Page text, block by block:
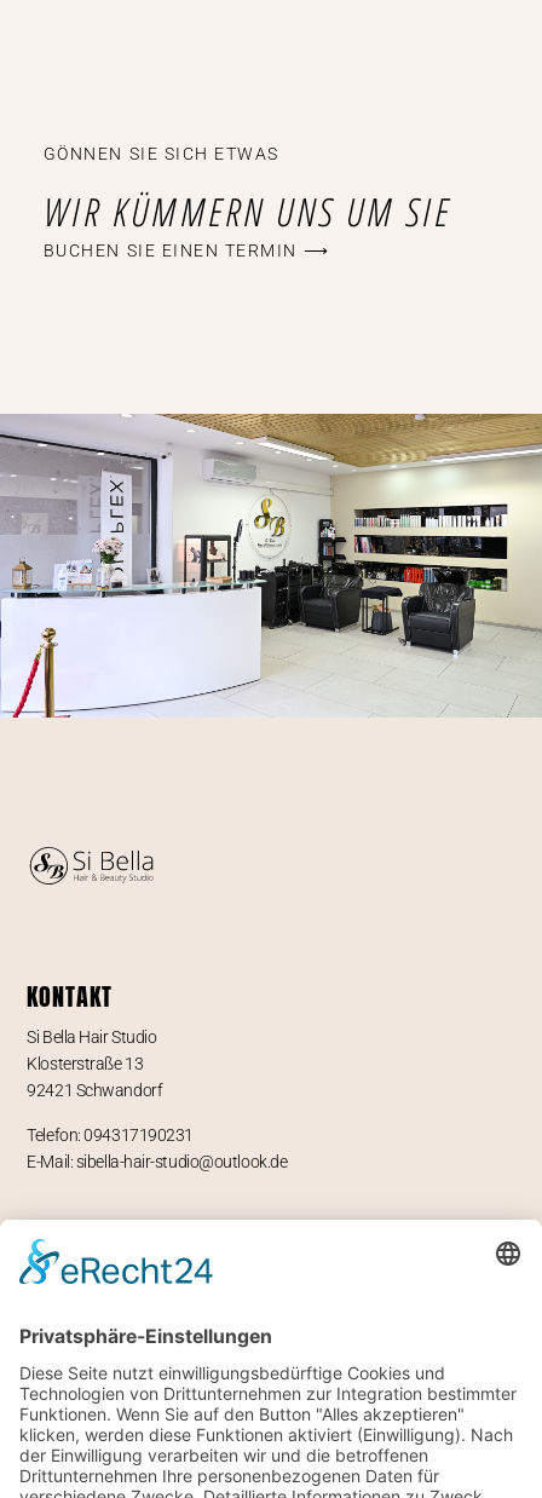
GÖNNEN SIE SICH ETWAS
WIR KÜMMERN UNS UM SIE
BUCHEN SIE EINEN TERMIN ⟶
KONTAKT
Si Bella Hair Studio
Klosterstraße 13
92421 Schwandorf
Telefon: 094317190231
E-Mail: sibella-hair-studio@outlook.de
ÖFFNUNGSZEITEN
Sa 8 bis 14 Uhr
RECHTLICHES
Impressum